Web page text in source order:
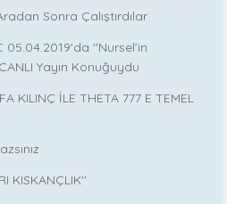
Sonra Çalıştırdılar
05.04.2019'da ''Nursel’in
Yayın Konuğuydu
KILINÇ İLE THETA 777 E TEMEL
KISKANÇLIK''